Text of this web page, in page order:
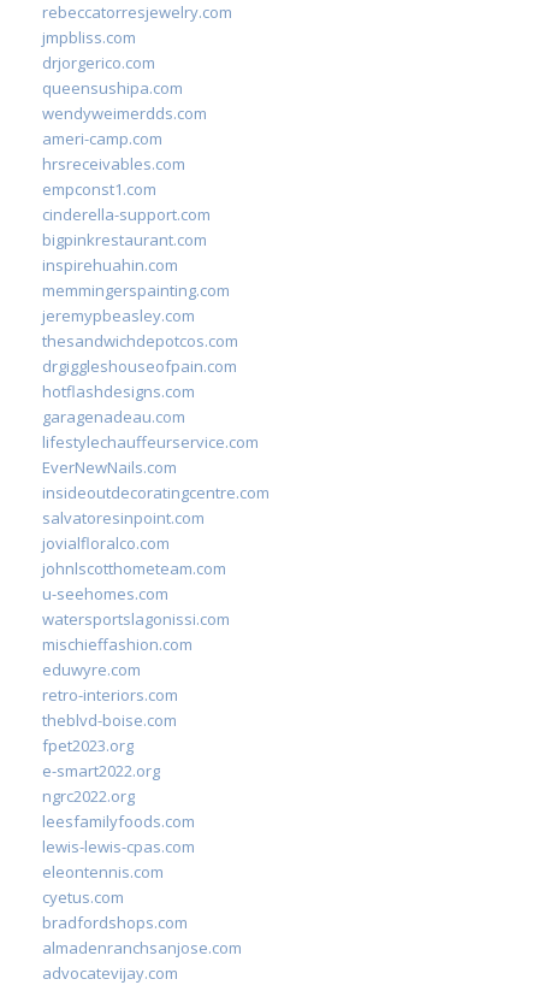
rebeccatorresjewelry.com
jmpbliss.com
drjorgerico.com
queensushipa.com
wendyweimerdds.com
ameri-camp.com
hrsreceivables.com
empconst1.com
cinderella-support.com
bigpinkrestaurant.com
inspirehuahin.com
memmingerspainting.com
jeremypbeasley.com
thesandwichdepotcos.com
drgiggleshouseofpain.com
hotflashdesigns.com
garagenadeau.com
lifestylechauffeurservice.com
EverNewNails.com
insideoutdecoratingcentre.com
salvatoresinpoint.com
jovialfloralco.com
johnlscotthometeam.com
u-seehomes.com
watersportslagonissi.com
mischieffashion.com
eduwyre.com
retro-interiors.com
theblvd-boise.com
fpet2023.org
e-smart2022.org
ngrc2022.org
leesfamilyfoods.com
lewis-lewis-cpas.com
eleontennis.com
cyetus.com
bradfordshops.com
almadenranchsanjose.com
advocatevijay.com